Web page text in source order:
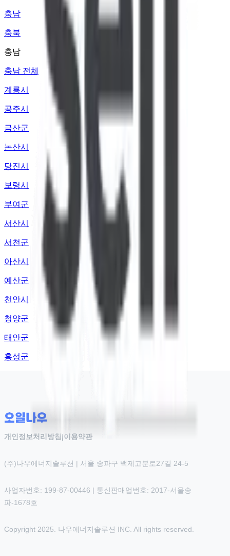
충남
충북
충남
충남 전체
계룡시
공주시
금산군
논산시
당진시
보령시
부여군
서산시
서천군
아산시
예산군
천안시
청양군
태안군
홍성군
개인정보처리방침|이용약관
(주)나우에너지솔루션 | 서울 송파구 백제고분로27길 24-5
사업자번호: 199-87-00446 | 통신판매업번호: 2017-서울송
파-1678호
Copyright 2025. 나우에너지솔루션 INC. All rights reserved.